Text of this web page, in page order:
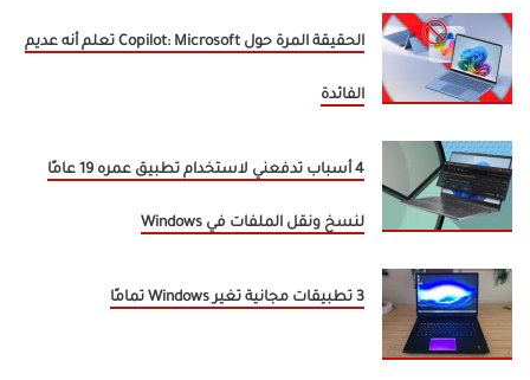
الحقيقة المرة حول Copilot: Microsoft تعلم أنه عديم
الفائدة
4 أسباب تدفعني لاستخدام تطبيق عمره 19 عامًا
لنسخ ونقل الملفات في Windows
3 تطبيقات مجانية تغير Windows تمامًا